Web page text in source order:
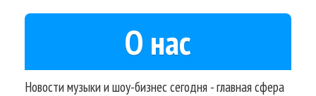
О нас
Новости музыки и шоу-бизнес сегодня - главная сфера